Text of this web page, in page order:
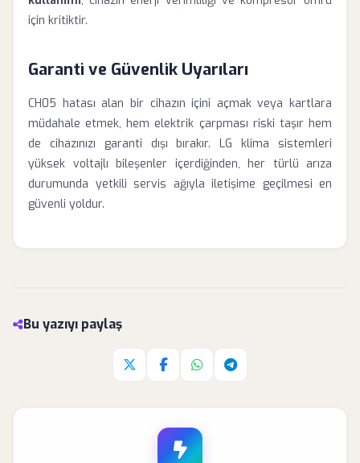
için kritiktir.
Garanti ve Güvenlik Uyarıları
CH05 hatası alan bir cihazın içini açmak veya kartlara
müdahale etmek, hem elektrik çarpması riski taşır hem
de cihazınızı garanti dışı bırakır. LG klima sistemleri
yüksek voltajlı bileşenler içerdiğinden, her türlü arıza
durumunda yetkili servis ağıyla iletişime geçilmesi en
güvenli yoldur.
Bu yazıyı paylaş
Twitter'da paylaş
Facebook'da paylaş
Whatsapp'da paylaş
Telegram'da paylaş